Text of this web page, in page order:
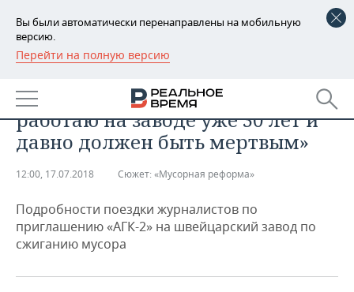
Вы были автоматически перенаправлены на мобильную
версию.
Перейти на полную версию
РЕГИОНЫ
БАШКОРТОСТАН
ТАТАРСТАН
НОВОСТИ
АНАЛИТИКА
ДЕКЛАРАЦИИ О ДОХОДАХ
КОРОЛИ ГОСЗАКАЗА ПФО
ВУЗЫ ТАТАРСТАНА
НОВОСТИ ЭКОНОМИКИ
ФИНАНСЫ
БАНКИ
ПРОМЫШЛЕННОСТЬ
НОВОСТИ
ПРОМЫШЛЕННОСТИ
НЕДВИЖИМОСТЬ
НОВОСТИ НЕДВИЖИМОСТИ
АВТО
Глава швейцарского МСЗ: «Я
работаю на заводе уже 30 лет и
давно должен быть мертвым»
12:00, 17.07.2018 Сюжет: «Мусорная реформа»
Подробности поездки журналистов по
приглашению «АГК-2» на швейцарский завод по
сжиганию мусора